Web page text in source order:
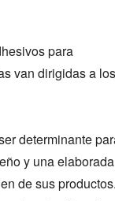
para
van dirigidas a los
determinante
y una
de sus productos.